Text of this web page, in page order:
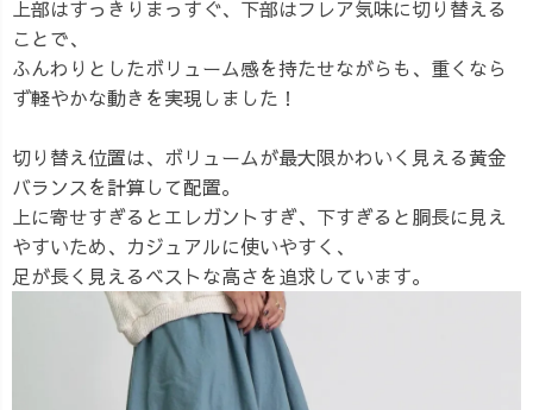
上部はすっきりまっすぐ、下部はフレア気味に切り替える
ことで、
ふんわりとしたボリューム感を持たせながらも、重くなら
ず軽やかな動きを実現しました！
切り替え位置は、ボリュームが最大限かわいく見える黄金
バランスを計算して配置。
上に寄せすぎるとエレガントすぎ、下すぎると胴長に見え
やすいため、カジュアルに使いやすく、
足が長く見えるベストな高さを追求しています。